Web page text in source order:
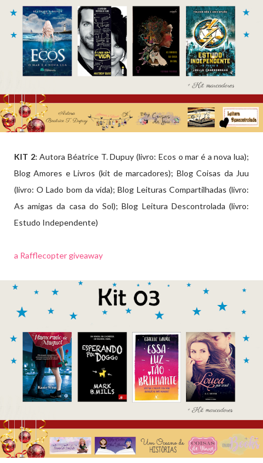
KIT 2: Autora Béatrice T. Dupuy (livro: Ecos o mar é a nova lua);
Blog Amores e Livros (kit de marcadores); Blog Coisas da Juu
(livro: O Lado bom da vida); Blog Leituras Compartilhadas (livro:
As amigas da casa do Sol); Blog Leitura Descontrolada (livro:
Estudo Independente)
a Rafflecopter giveaway